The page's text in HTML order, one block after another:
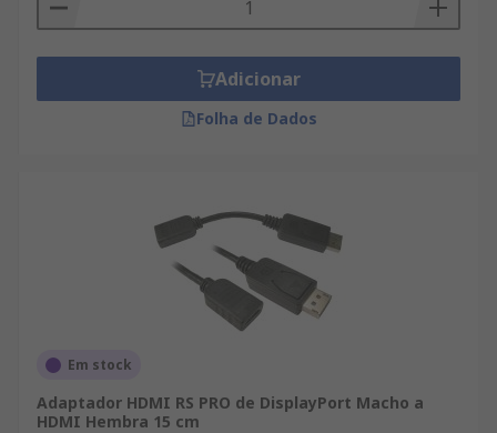
Adicionar
Folha de Dados
Em stock
Adaptador HDMI RS PRO de DisplayPort Macho a
HDMI Hembra 15 cm